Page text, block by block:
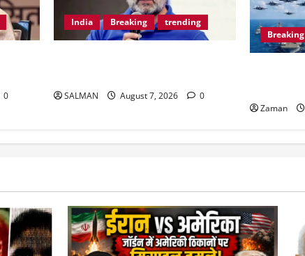
0
India Breaking trending
SALMAN August 7, 2026 0
Breaking
Zaman